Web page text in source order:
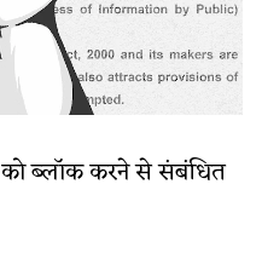
को ब्लॉक करने से संबंधित